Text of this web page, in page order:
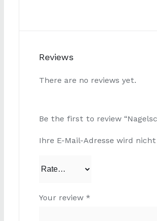
Reviews
There are no reviews yet.
Be the first to review
Ihre E-Mail-Adresse wird
Your review *